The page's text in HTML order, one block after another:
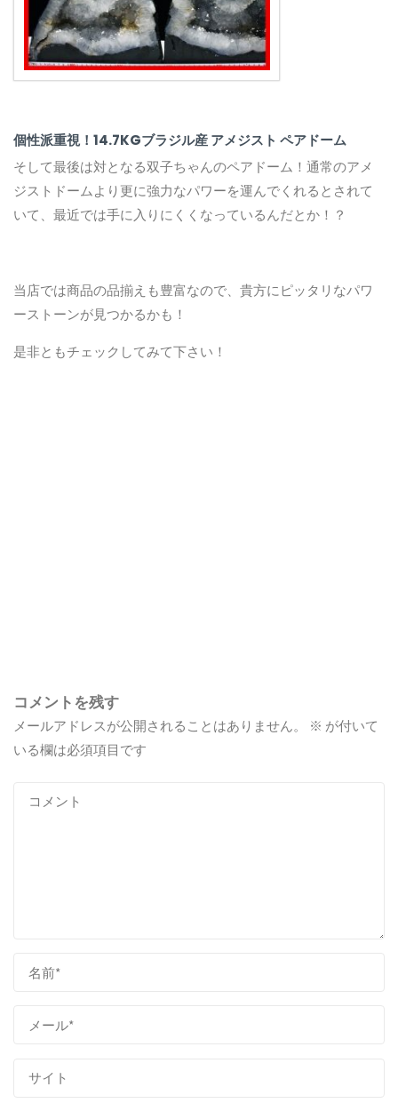
個性派重視！14.7KGブラジル産 アメジスト ペアドーム
そして最後は対となる双子ちゃんのペアドーム！通常のアメ
ジストドームより更に強力なパワーを運んでくれるとされて
いて、最近では手に入りにくくなっているんだとか！？
当店では商品の品揃えも豊富なので、貴方にピッタリなパワ
ーストーンが見つかるかも！
是非ともチェックしてみて下さい！
コメントを残す
メールアドレスが公開されることはありません。 ※ が付いて
いる欄は必須項目です